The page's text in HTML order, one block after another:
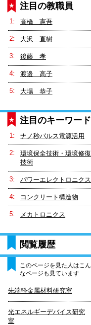
注目の教職員
高橋 憲吾
大沢 直樹
後藤 孝
渡邉 高子
大場 恭子
注目のキーワード
ナノ秒パルス電源活用
環境保全技術・環境修復
技術
パワーエレクトロニクス
コンクリート構造物
メカトロニクス
閲覧履歴
このページを見た人はこん
なページも見ています
先端軽金属材料研究室
光エネルギーデバイス研究
室